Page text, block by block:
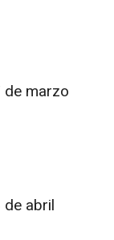
de marzo
de abril